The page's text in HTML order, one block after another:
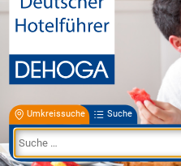
Umkreissuche Suche